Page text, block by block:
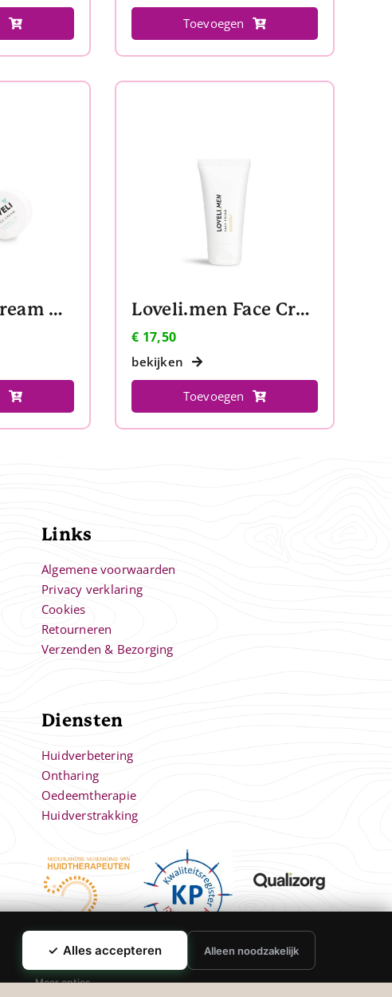
Toevoegen
Loveli Face Cream Normal to oily skin travelsize Loveli.men Face Cream
€ 17,50
bekijken
Toevoegen
Links
Algemene voorwaarden
Privacy verklaring
Cookies
Retourneren
Verzenden & Bezorging
Diensten
Huidverbetering
Ontharing
Oedeemtherapie
Huidverstrakking
✓ Alles accepteren Alleen noodzakelijk
Meer opties